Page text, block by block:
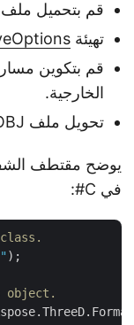
قم بتحميل ملف OBJ المدخل باستخدام فئة
تهيئة
قم بتكوين
الخارجية.
تحويل ملف OBJ إلى STL.
في C#:
class.
);
object.